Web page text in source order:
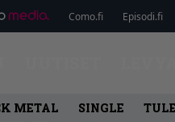
Como.fi Episodi.fi
METAL SINGLE